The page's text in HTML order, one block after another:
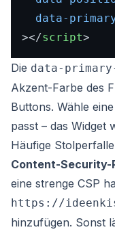
data-
></script>
Die data-
Akzent-Farbe des
Buttons. Wähle
passt – das Widget
Häufige
Content-Security-
eine strenge CSP
https://
hinzufügen. Sonst